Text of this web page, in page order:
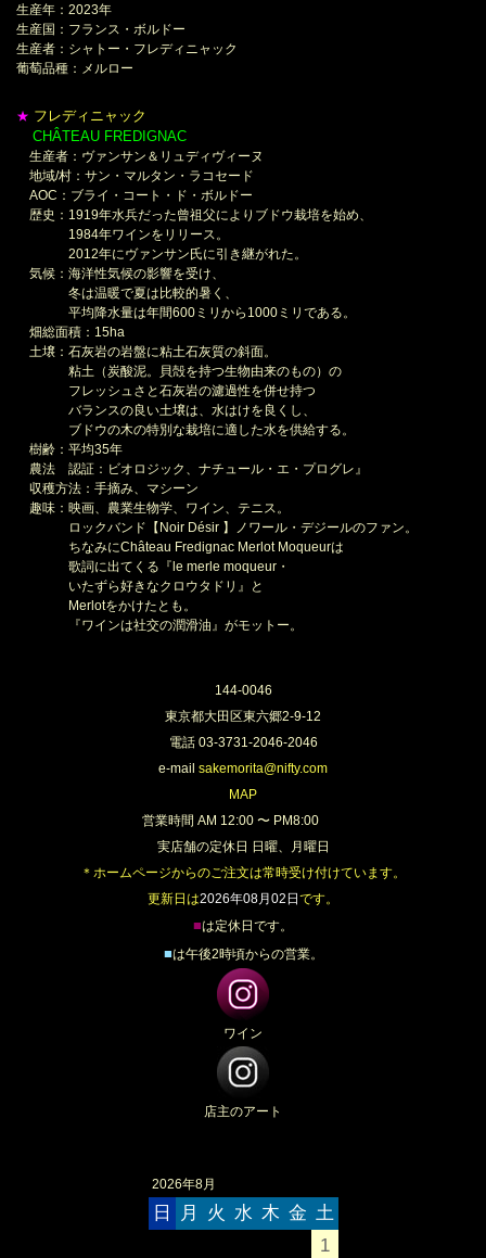
生産年：2023年
生産国：フランス・ボルドー
生産者：シャトー・フレディニャック
葡萄品種：メルロー
★ フレディニャック
CHÂTEAU FREDIGNAC
生産者：ヴァンサン＆リュディヴィーヌ
地域/村：サン・マルタン・ラコセード
AOC：ブライ・コート・ド・ボルドー
歴史：1919年水兵だった曾祖父によりブドウ栽培を始め、
1984年ワインをリリース。
2012年にヴァンサン氏に引き継がれた。
気候：海洋性気候の影響を受け、
冬は温暖で夏は比較的暑く、
平均降水量は年間600ミリから1000ミリである。
畑総面積：15ha
土壌：石灰岩の岩盤に粘土石灰質の斜面。
粘土（炭酸泥。貝殻を持つ生物由来のもの）の
フレッシュさと石灰岩の濾過性を併せ持つ
バランスの良い土壌は、水はけを良くし、
ブドウの木の特別な栽培に適した水を供給する。
樹齢：平均35年
農法 認証：ビオロジック、ナチュール・エ・プログレ』
収穫方法：手摘み、マシーン
趣味：映画、農業生物学、ワイン、テニス。
ロックバンド【Noir Désir 】ノワール・デジールのファン。
ちなみにChâteau Fredignac Merlot Moqueurは
歌詞に出てくる『le merle moqueur・
いたずら好きなクロウタドリ』と
Merlotをかけたとも。
『ワインは社交の潤滑油』がモットー。
144-0046
東京都大田区東六郷2-9-12
電話 03-3731-2046-2046
e-mail sakemorita@nifty.com
MAP
営業時間 AM 12:00 〜 PM8:00
実店舗の定休日 日曜、月曜日
＊ホームページからのご注文は常時受け付けています。
更新日は2026年08月02日です。
■は定休日です。
■は午後2時頃からの営業。
ワイン
店主のアート
2026年8月
日 月 火 水 木 金 土
1